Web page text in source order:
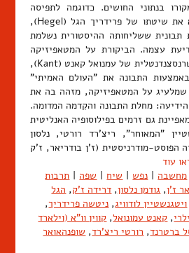
בנתוני החושים. כדוגמה לתפיסה
מטאפיזית אפשר להביא את שיטתו של פרידריך הגל (Hegel),
תבונית ששליחותה ההיסטורית נשלמת
עצמה. הביקורת על המטאפיזיקה
מתחילה כבר בשיטתו הטרנסצנדנטלית של עמנואל קאנט (Kant),
התבונה את "העולם האמיתי"
על המטאפיזיקה, מזהה בה את
מחלת התבונה והקִדמה המדומה.
גם זרמים בפילוסופיה האנליטית
"המאוחר", ריצ'רד רורטי, נלסון
הפוסט-מודרניסטית (ז'ן בודריאר, ז'ק
עוד
מחשבה | נפש | שיח | שפה | תרבות
ז'ן, גודמן נלסון, דרידה ז'ק, הגל
ויטגנשטיין לודוויג, ניטשה פרידריך,
, קאנט עמונואל, קווין וו"א (וילארד
ברטרנד, רורטי ריצ'רד, שופנהאואר